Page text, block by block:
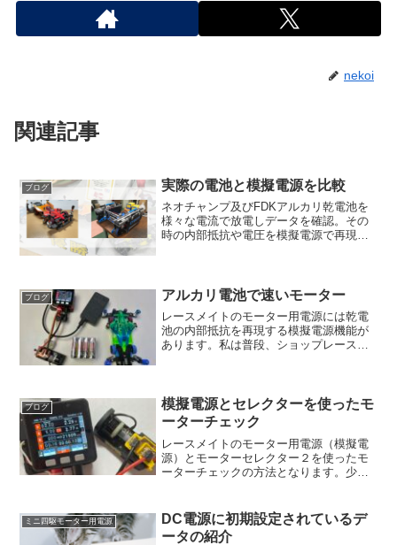
nekoi
関連記事
ブログ 実際の電池と模擬電源を比較
ネオチャンプ及びFDKアルカリ乾電池を
様々な電流で放電しデータを確認。その
時の内部抵抗や電圧を模擬電源で再現し
ブログ アルカリ電池で速いモーター
レースメイトのモーター用電源には乾電
池の内部抵抗を再現する模擬電源機能が
あります。私は普段、ショップレースに
ます。こちらではアル...
ブログ
模擬電源とセレクターを使ったモ
ーターチェック
レースメイトのモーター用電源（模擬電
源）とモーターセレクター２を使ったモ
ーターチェックの方法となります。少し
スイ2.8Vで短時間の確認を行っていま
す。モーター電源に...
ミニ四駆モーター用電源
DC電源に初期設定されているデ
ータの紹介